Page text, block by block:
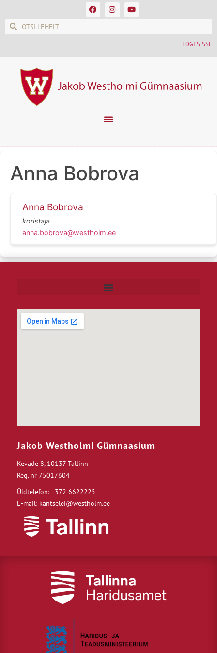
LOGI SISSE
Anna Bobrova
Anna Bobrova
koristaja
anna.bobrova@westholm.ee
Jakob Westholmi Gümnaasium
Kevade 8, 10137 Tallinn
Reg. nr 75017604
Üldtelefon: +372 6622225
E-mail: kantselei@westholm.ee